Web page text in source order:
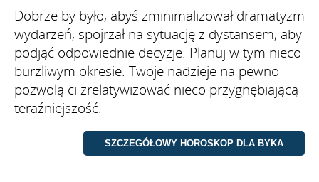
Dobrze by było, abyś zminimalizował dramatyzm
wydarzeń, spojrzał na sytuację z dystansem, aby
podjąć odpowiednie decyzje. Planuj w tym nieco
burzliwym okresie. Twoje nadzieje na pewno
pozwolą ci zrelatywizować nieco przygnębiającą
teraźniejszość.